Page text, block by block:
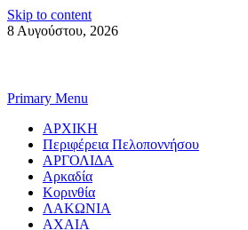
Skip to content
8 Αυγούστου, 2026
Primary Menu
ΑΡΧΙΚΗ
Περιφέρεια Πελοποννήσου
ΑΡΓΟΛΙΔΑ
Αρκαδία
Κορινθία
ΛΑΚΩΝΙΑ
ΑΧΑΙΑ